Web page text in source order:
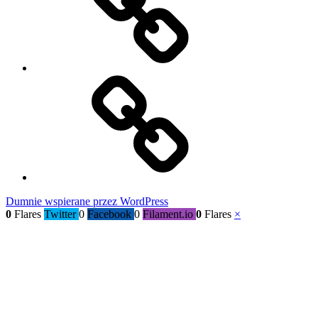
Dumnie wspierane przez WordPress
0 Flares Twitter 0 Facebook 0 Filament.io 0 Flares ×